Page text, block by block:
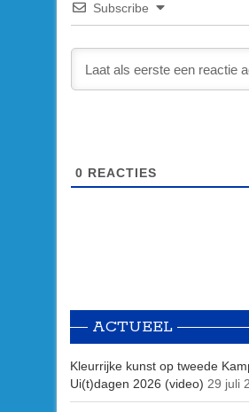
Subscribe
0 REACTIES
ACTUEEL
Kleurrijke kunst op tweede
Ui(t)dagen 2026 (video) 29 juli